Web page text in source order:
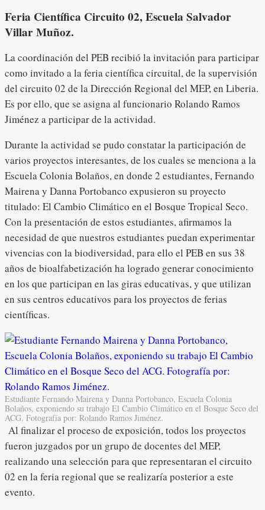
Feria Científica Circuito 02, Escuela Salvador
Villar Muñoz.
La coordinación del PEB recibió la invitación para participar
como invitado a la feria científica circuital, de la supervisión
del circuito 02 de la Dirección Regional del MEP, en Liberia.
Es por ello, que se asigna al funcionario Rolando Ramos
Jiménez a participar de la actividad.
Durante la actividad se pudo constatar la participación de
varios proyectos interesantes, de los cuales se menciona a la
Escuela Colonia Bolaños, en donde 2 estudiantes, Fernando
Mairena y Danna Portobanco expusieron su proyecto
titulado: El Cambio Climático en el Bosque Tropical Seco.
Con la presentación de estos estudiantes, afirmamos la
necesidad de que nuestros estudiantes puedan experimentar
vivencias con la biodiversidad, para ello el PEB en sus 38
años de bioalfabetización ha logrado generar conocimiento
en los que participan en las giras educativas, y que utilizan
en sus centros educativos para los proyectos de ferias
científicas.
Estudiante Fernando Mairena y Danna Portobanco, Escuela Colonia
Bolaños, exponiendo su trabajo El Cambio Climático en el Bosque Seco del
ACG. Fotografía por: Rolando Ramos Jiménez.
Al finalizar el proceso de exposición, todos los proyectos
fueron juzgados por un grupo de docentes del MEP,
realizando una selección para que representaran el circuito
02 en la feria regional que se realizaría posterior a este
evento.